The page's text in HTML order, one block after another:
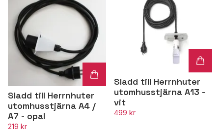
Sladd till Herrnhuter
utomhusstjärna A4 /
A7 - opal
219 kr
Sladd till Herrnhuter
utomhusstjärna A13 -
vit
499 kr